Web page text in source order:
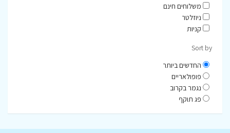
משלוחים חינם
ניוזלטר
קניות
Sort by
החדשים ביותר
פופולאריים
נגמר בקרוב
פג תוקף